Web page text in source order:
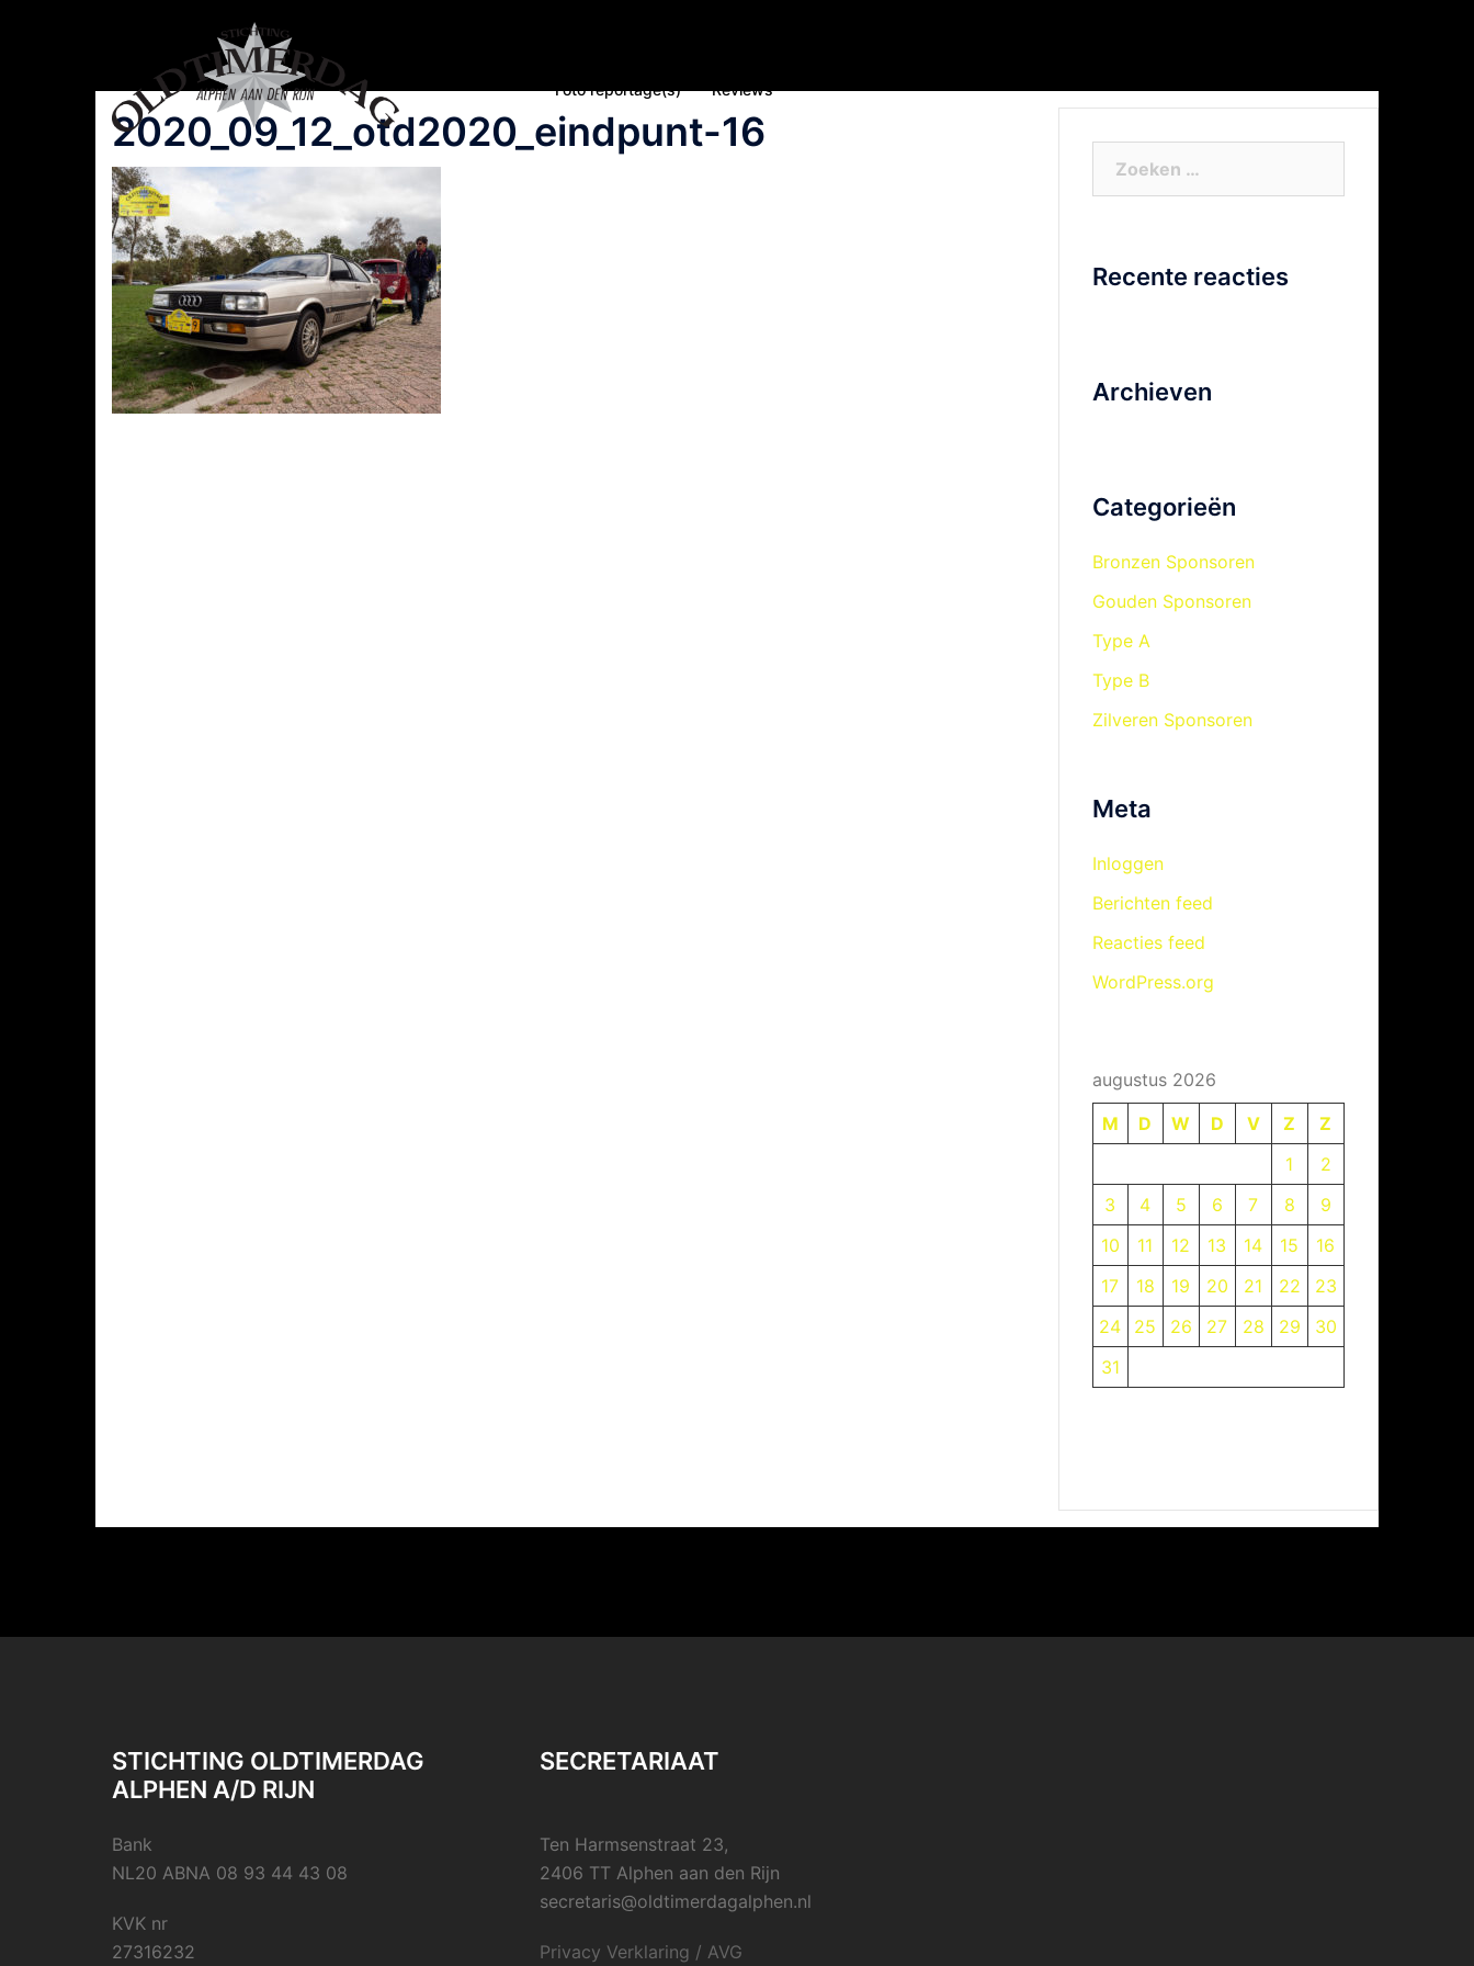
Foto reportage(s)
Reviews
2020_09_12_otd2020_eindpunt-16
Recente reacties
Archieven
Categorieën
Bronzen Sponsoren
Gouden Sponsoren
Type A
Type B
Zilveren Sponsoren
Meta
Inloggen
Berichten feed
Reacties feed
WordPress.org
augustus 2026
M
D W D V Z
Z
1
2
3
4 5 6 7 8
9
10
11 12 13 14 15
16
17
18 19 20 21 22
23
24
25 26 27 28 29
30
31
STICHTING OLDTIMERDAG
ALPHEN A/D RIJN
Bank
NL20 ABNA 08 93 44 43 08
KVK nr
27316232
SECRETARIAAT
Ten Harmsenstraat 23,
2406 TT Alphen aan den Rijn
secretaris@oldtimerdagalphen.nl
Privacy Verklaring / AVG